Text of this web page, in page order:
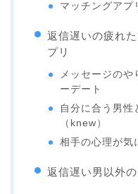
マッチングアプ
返信遅いの疲れ
プリ
メッセージの
ーデート
自分に合う男性
（knew）
相手の心理が気
返信遅い男以外